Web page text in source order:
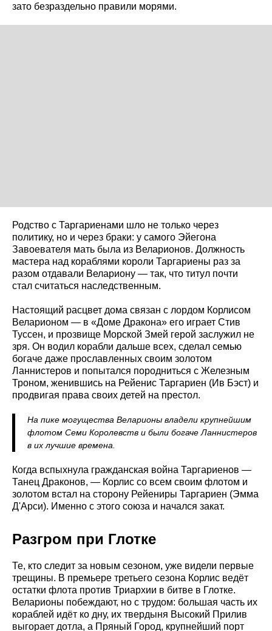
зато безраздельно правили морями.
Родство с Таргариенами шло не только через
политику, но и через браки: у самого Эйегона
Завоевателя мать была из Веларионов. Должность
мастера над кораблями короли Таргариены раз за
разом отдавали Велариону — так, что титул почти
стал считаться наследственным.
Настоящий расцвет дома связан с лордом Корлисом
Веларионом — в «Доме Дракона» его играет Стив
Туссен, и прозвище Морской Змей герой заслужил не
зря. Он водил корабли дальше всех, сделал семью
богаче даже прославленных своим золотом
Ланнистеров и попытался породниться с Железным
Троном, женившись на Рейенис Таргариен (Ив Бэст) и
продвигая права своих детей на престол.
На пике могущества Веларионы владели крупнейшим
флотом Семи Королевств и были богаче Ланнистеров
в их лучшие времена.
Когда вспыхнула гражданская война Таргариенов —
Танец Драконов, — Корлис со всем своим флотом и
золотом встал на сторону Рейениры Таргариен (Эмма
Д'Арси). Именно с этого союза и начался закат.
Разгром при Глотке
Те, кто следит за новым сезоном, уже видели первые
трещины. В премьере третьего сезона Корлис ведёт
остатки флота против Триархии в битве в Глотке.
Веларионы побеждают, но с трудом: большая часть их
кораблей идёт ко дну, их твердыня Высокий Прилив
выгорает дотла, а Пряный Город, крупнейший порт